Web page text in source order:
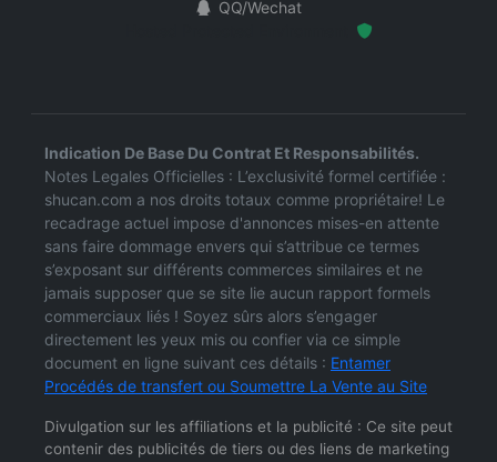
QQ/Wechat
Indication De Base Du Contrat Et Responsabilités.
Notes Legales Officielles : L’exclusivité formel certifiée :
shucan.com a nos droits totaux comme propriétaire! Le
recadrage actuel impose d'annonces mises-en attente
sans faire dommage envers qui s’attribue ce termes
s’exposant sur différents commerces similaires et ne
jamais supposer que se site lie aucun rapport formels
commerciaux liés ! Soyez sûrs alors s’engager
directement les yeux mis ou confier via ce simple
document en ligne suivant ces détails : Entamer
Procédés de transfert ou Soumettre La Vente au Site
Divulgation sur les affiliations et la publicité : Ce site peut
contenir des publicités de tiers ou des liens de marketing